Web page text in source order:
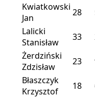
Kwiatkowski
Jan
28
Lalicki
Stanisław
33
Żerdziński
Zdzisław
23
Błaszczyk
Krzysztof
18